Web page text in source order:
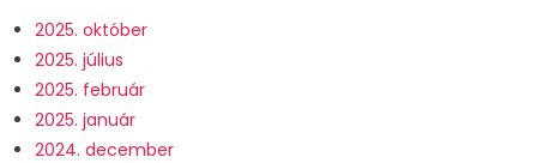
2025. október
2025. július
2025. február
2025. január
2024. december